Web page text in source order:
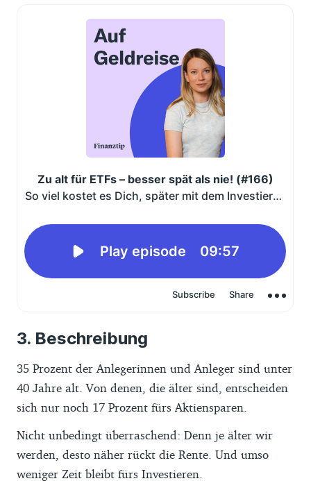
Beschreibung
35 Prozent der Anlegerinnen und Anleger sind unter
40 Jahre alt. Von denen, die älter sind, entscheiden
sich nur noch 17 Prozent fürs Aktiensparen.
Nicht unbedingt überraschend: Denn je älter wir
werden, desto näher rückt die Rente. Und umso
weniger Zeit bleibt fürs Investieren.